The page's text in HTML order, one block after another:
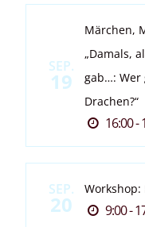
SEP.
19
Märchen,
„Damals,
gab…: Wer
Drachen?“
16:00 -
SEP.
20 9:00 -